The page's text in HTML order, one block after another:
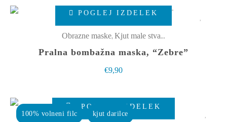
izberete
na
izdelka
POGLEJ IZDELEK
Ta
več
na
Obrazne maske, Kjut male stvarce
Pralna bombažna maska, “Zebre”
€9,90
100% volneni filc kjut darilce
POGLEJ IZDELEK